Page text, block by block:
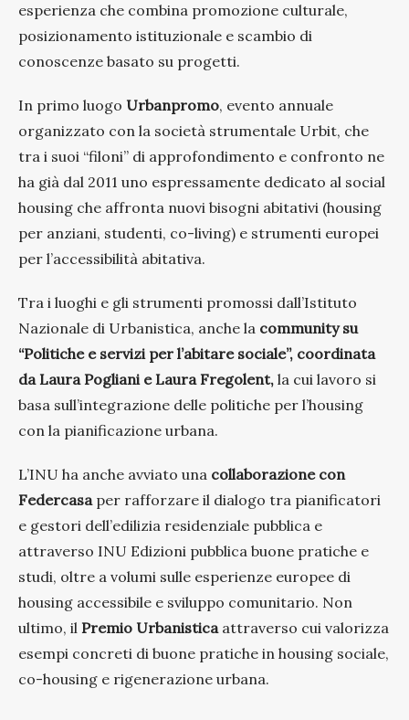
esperienza che combina promozione culturale,
posizionamento istituzionale e scambio di
conoscenze basato su progetti.
In primo luogo Urbanpromo, evento annuale
organizzato con la società strumentale Urbit, che
tra i suoi “filoni” di approfondimento e confronto ne
ha già dal 2011 uno espressamente dedicato al social
housing che affronta nuovi bisogni abitativi (housing
per anziani, studenti, co-living) e strumenti europei
per l’accessibilità abitativa.
Tra i luoghi e gli strumenti promossi dall’Istituto
Nazionale di Urbanistica, anche la community su
“Politiche e servizi per l’abitare sociale”, coordinata
da Laura Pogliani e Laura Fregolent, la cui lavoro si
basa sull’integrazione delle politiche per l’housing
con la pianificazione urbana.
L’INU ha anche avviato una collaborazione con
Federcasa per rafforzare il dialogo tra pianificatori
e gestori dell’edilizia residenziale pubblica e
attraverso INU Edizioni pubblica buone pratiche e
studi, oltre a volumi sulle esperienze europee di
housing accessibile e sviluppo comunitario. Non
ultimo, il Premio Urbanistica attraverso cui valorizza
esempi concreti di buone pratiche in housing sociale,
co-housing e rigenerazione urbana.